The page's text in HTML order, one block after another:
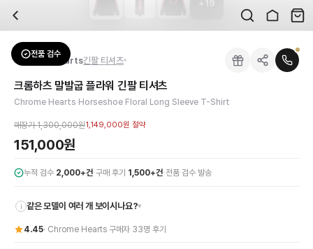
배송은 얼마나 걸리나요?
검수는 어떻게 진행되나요? 검수 사진을 받을 수 있나요?
전문 스태프가 실물 상품을 직접 확인한 후 검수 사진을 제공합니다. 가죽 재질,
교환이나 반품이 가능한가요?
수령 후 7일 이내 신청하시면 상품 하자, 사이즈 불일치, 고객 변심 모두 교환·반
네, 쿠폰과 적립금을 결제 시 함께 사용하실 수 있습니다. 적립금은 1,000원 이상
사이즈는 어떻게 선택하나요?
상품 상세의 사이즈 정보를 참고해 선택하시고, 사이즈 선택이 어려우시면 카카오
브랜드:
성별:남성
색상:블랙
가격:151,000원
크롬하츠의 독보적인 예술성과 장인정신이 깃든 말발굽 플라워 긴팔 티셔츠를 만
크롬하츠 말발굽 플라워 긴팔 티셔츠
19
전품 검수
Chrome Hearts긴팔 티셔츠
크롬하츠 말발굽 플라워 긴팔 티셔츠
Chrome Hearts Horseshoe Floral Long Sleeve T-Shirt
매장가1,300,000원1,149,000원 절약
151,000원
누적 검수 2,000+건·구매 후기 1,500+건· 전품 검수 발송
i 같은 모델이 여러 개 보이시나요?▾
4.45· Chrome Hearts 구매자 33명 후기